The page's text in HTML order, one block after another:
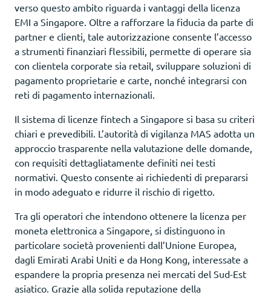
verso questo ambito riguarda i vantaggi della licenza
EMI a Singapore. Oltre a rafforzare la fiducia da parte di
partner e clienti, tale autorizzazione consente l’accesso
a strumenti finanziari flessibili, permette di operare sia
con clientela corporate sia retail, sviluppare soluzioni di
pagamento proprietarie e carte, nonché integrarsi con
reti di pagamento internazionali.
Il sistema di licenze fintech a Singapore si basa su criteri
chiari e prevedibili. L’autorità di vigilanza MAS adotta un
approccio trasparente nella valutazione delle domande,
con requisiti dettagliatamente definiti nei testi
normativi. Questo consente ai richiedenti di prepararsi
in modo adeguato e ridurre il rischio di rigetto.
Tra gli operatori che intendono ottenere la licenza per
moneta elettronica a Singapore, si distinguono in
particolare società provenienti dall’Unione Europea,
dagli Emirati Arabi Uniti e da Hong Kong, interessate a
espandere la propria presenza nei mercati del Sud-Est
asiatico. Grazie alla solida reputazione della